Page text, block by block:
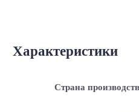
Характеристики
Страна